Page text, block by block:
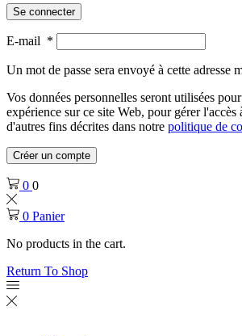
Se connecter
E-mail *
Un mot de passe sera envoyé à cette adresse
Vos données personnelles seront utilisées
expérience sur ce site Web, pour gérer l'accès
d'autres fins décrites dans notre politique de
Créer un compte
0 0
0 Panier
No products in the cart.
Return To Shop